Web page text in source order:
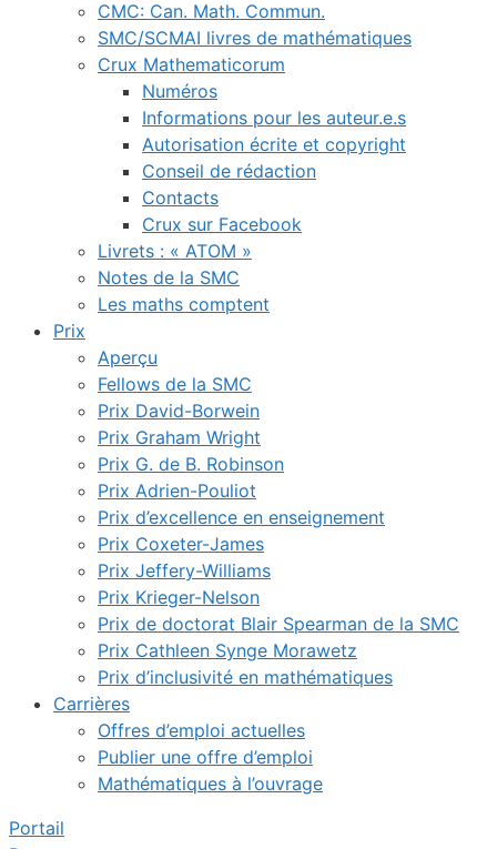
CMC: Can. Math. Commun.
SMC/SCMAI livres de mathématiques
Crux Mathematicorum
Numéros
Informations pour les auteur.e.s
Autorisation écrite et copyright
Conseil de rédaction
Contacts
Crux sur Facebook
Livrets : « ATOM »
Notes de la SMC
Les maths comptent
Prix
Aperçu
Fellows de la SMC
Prix David-Borwein
Prix Graham Wright
Prix G. de B. Robinson
Prix Adrien-Pouliot
Prix d’excellence en enseignement
Prix Coxeter-James
Prix Jeffery-Williams
Prix Krieger-Nelson
Prix de doctorat Blair Spearman de la SMC
Prix Cathleen Synge Morawetz
Prix d’inclusivité en mathématiques
Carrières
Offres d’emploi actuelles
Publier une offre d’emploi
Mathématiques à l’ouvrage
Portail